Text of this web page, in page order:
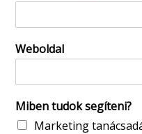
Weboldal
Miben tudok segíteni?
Marketing